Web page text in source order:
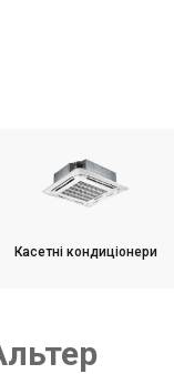
Касетні кондиціонери